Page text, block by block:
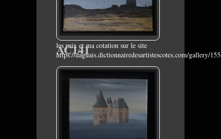
les prix et ma cotation sur le site
https://daguais.dictionnairedesartistescotes.com/gallery/
AC141